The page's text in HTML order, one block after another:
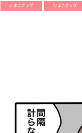
たまごクラブ ひよこクラブ